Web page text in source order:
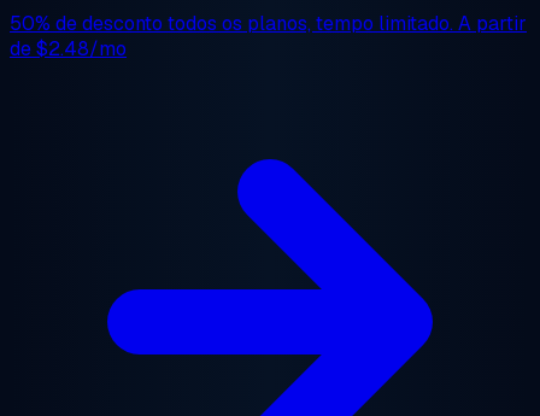
50% de desconto todos os planos, tempo limitado. A partir
de$2.48/mo